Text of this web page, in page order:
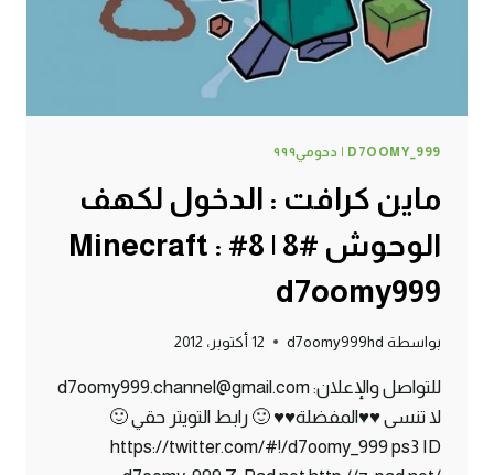
D7OOMY999
D7OOMY_999 | دحومي٩٩٩
ماين كرافت : الدخول لكهف
الوحوش #8 | 8# Minecraft :
d7oomy999
بواسطة d7oomy999hd 12 أكتوبر، 2012
للتواصل والإعلان: d7oomy999.channel@gmail.com
لا تنسى ♥♥المفضلة♥♥ 🙂 رابط التويتر حقي 🙂
https://twitter.com/#!/d7oomy_999 ps3 ID